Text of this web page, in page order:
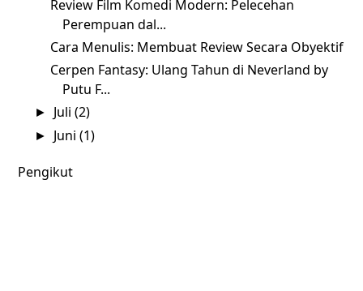
Review Film Komedi Modern: Pelecehan
Perempuan dal...
Cara Menulis: Membuat Review Secara Obyektif
Cerpen Fantasy: Ulang Tahun di Neverland by
Putu F...
► Juli (2)
► Juni (1)
Pengikut